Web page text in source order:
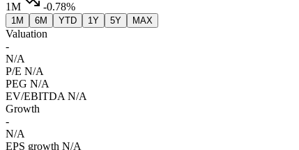
1M
-0.78%
1M 6M YTD 1Y 5Y MAX
Valuation
-
N/A
P/E N/A
PEG N/A
EV/EBITDA N/A
Growth
-
N/A
EPS growth N/A